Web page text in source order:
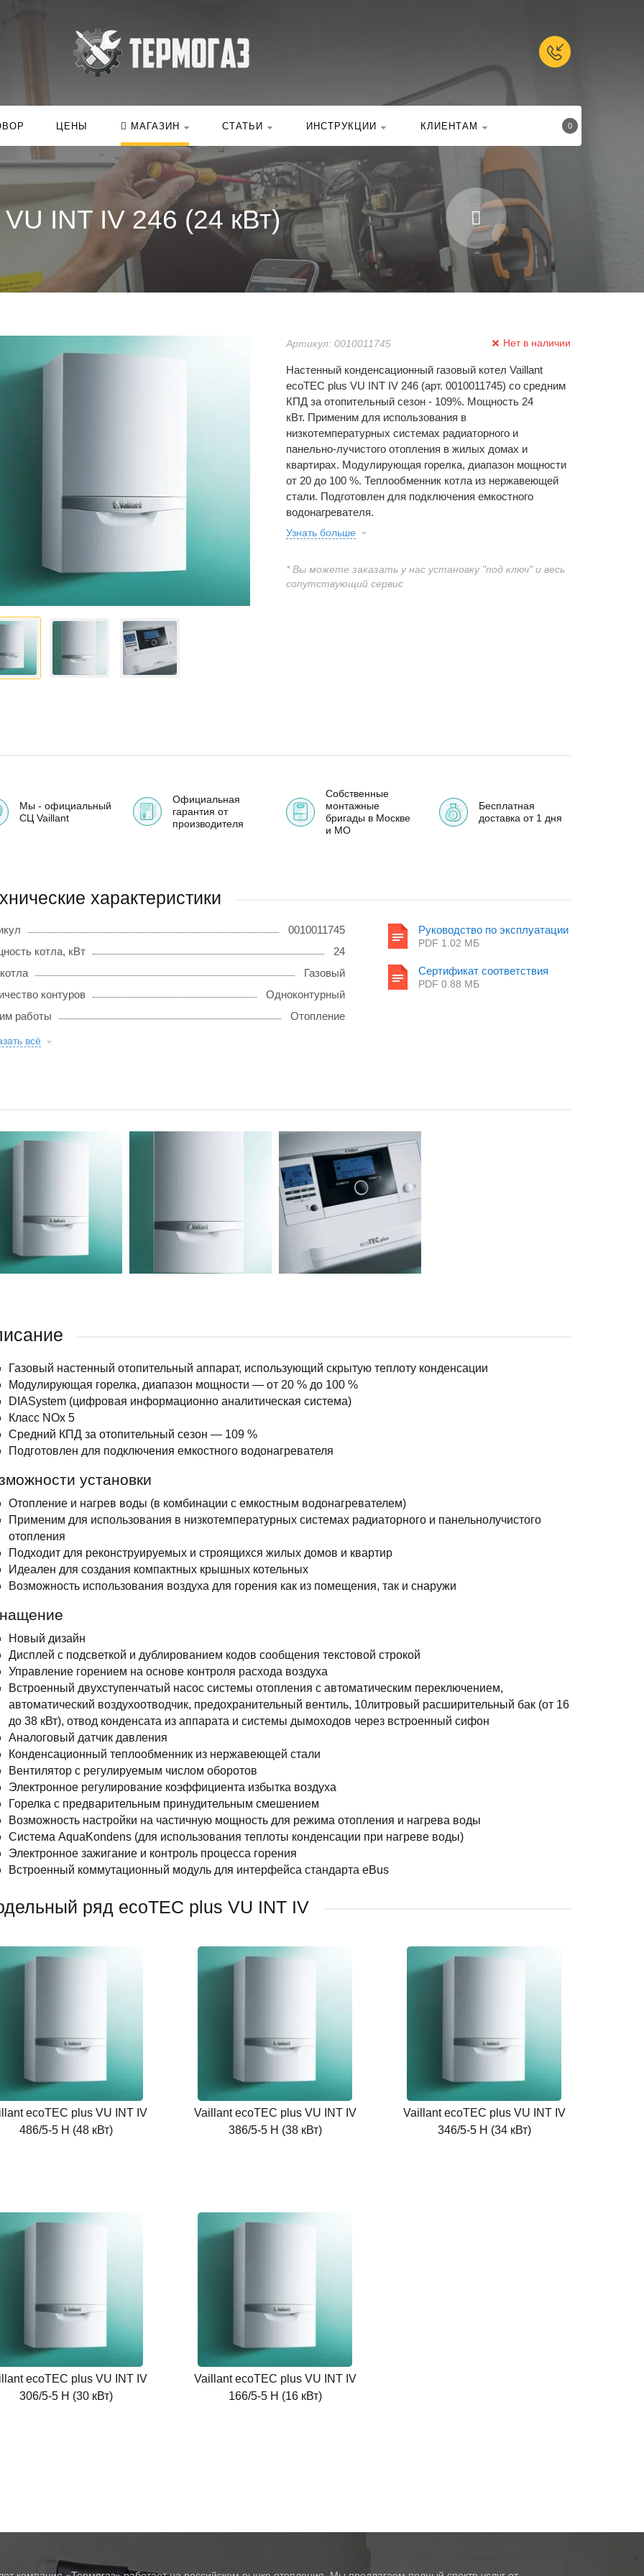
ЦЕНЫ МАГАЗИН СТАТЬИ ИНСТРУКЦИИ КЛИЕНТАМ 0
INT IV 246 (24 кВт)
Артикул: 0010011745 Нет в наличии
Настенный конденсационный газовый котел Vaillant
ecoTEC plus VU INT IV 246 (арт. 0010011745) cо средним
КПД за отопительный сезон - 109%. Мощность 24
кВт. Применим для использования в
низкотемпературных системах радиаторного и
панельно-лучистого отопления в жилых домах и
квартирах. Модулирующая горелка, диапазон мощности
от 20 до 100 %. Теплообменник котла из нержавеющей
стали. Подготовлен для подключения емкостного
водонагревателя.
Узнать больше
* Вы можете заказать у нас установку "под ключ" и весь
сопутствующий сервис
Мы - официальный
СЦ Vaillant
Официальная
гарантия от
производителя
Собственные
монтажные
бригады в Москве
и МО
Бесплатная
доставка от 1 дня
характеристики
0010011745
котла, кВт
24
Газовый
контуров
Одноконтурный
работы
Отопление
всё
Руководство по эксплуатации
PDF 1.02 MБ
Сертификат соответствия
PDF 0.88 MБ
Газовый настенный отопительный аппарат, использующий скрытую теплоту конденсации
Модулирующая горелка, диапазон мощности — от 20 % до 100 %
DIASystem (цифровая информационно аналитическая система)
Класс NOx 5
Средний КПД за отопительный сезон — 109 %
Подготовлен для подключения емкостного водонагревателя
установки
Отопление и нагрев воды (в комбинации с емкостным водонагревателем)
Применим для использования в низкотемпературных системах радиаторного и панельнолучистого
отопления
Подходит для реконструируемых и строящихся жилых домов и квартир
Идеален для создания компактных крышных котельных
Возможность использования воздуха для горения как из помещения, так и снаружи
Новый дизайн
Дисплей с подсветкой и дублированием кодов сообщения текстовой строкой
Управление горением на основе контроля расхода воздуха
Встроенный двухступенчатый насос системы отопления с автоматическим переключением,
автоматический воздухоотводчик, предохранительный вентиль, 10литровый расширительный бак (от 16
до 38 кВт), отвод конденсата из аппарата и системы дымоходов через встроенный сифон
Аналоговый датчик давления
Конденсационный теплообменник из нержавеющей стали
Вентилятор с регулируемым числом оборотов
Электронное регулирование коэффициента избытка воздуха
Горелка с предварительным принудительным смешением
Возможность настройки на частичную мощность для режима отопления и нагрева воды
Система AquaKondens (для использования теплоты конденсации при нагреве воды)
Электронное зажигание и контроль процесса горения
Встроенный коммутационный модуль для интерфейса стандарта eBus
ряд ecoTEC plus VU INT IV
ecoTEC plus VU INT IV
486/5-5 H (48 кВт)
Vaillant ecoTEC plus VU INT IV
386/5-5 H (38 кВт)
Vaillant ecoTEC plus VU INT IV
346/5-5 H (34 кВт)
ecoTEC plus VU INT IV
306/5-5 H (30 кВт)
Vaillant ecoTEC plus VU INT IV
166/5-5 H (16 кВт)